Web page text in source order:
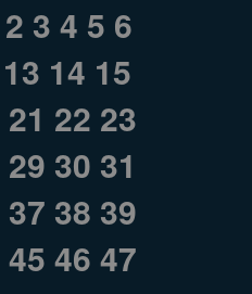
2 3 4 5 6
13 14 15
21 22 23
29 30 31
37 38 39
45 46 47